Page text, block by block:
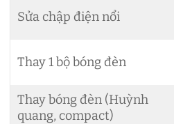
Sửa chập điện nổi
Thay 1 bộ bóng đèn
Thay bóng đèn (Huỳnh
quang, compact)